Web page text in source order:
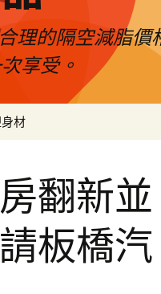
理的隔空減脂價
享受。
材
翻新並
板橋汽